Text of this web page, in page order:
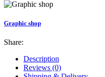
Graphic shop
Share:
Description
Reviews (0)